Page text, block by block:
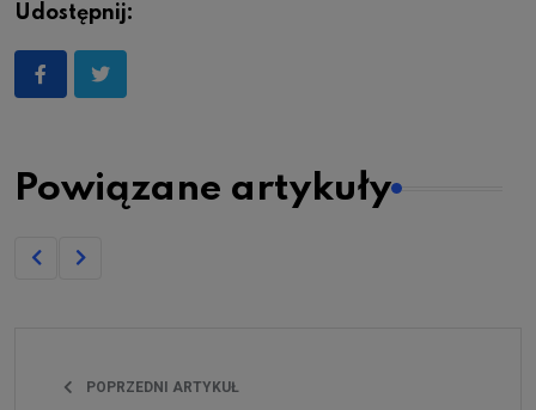
Udostępnij:
Powiązane artykuły
POPRZEDNI ARTYKUŁ